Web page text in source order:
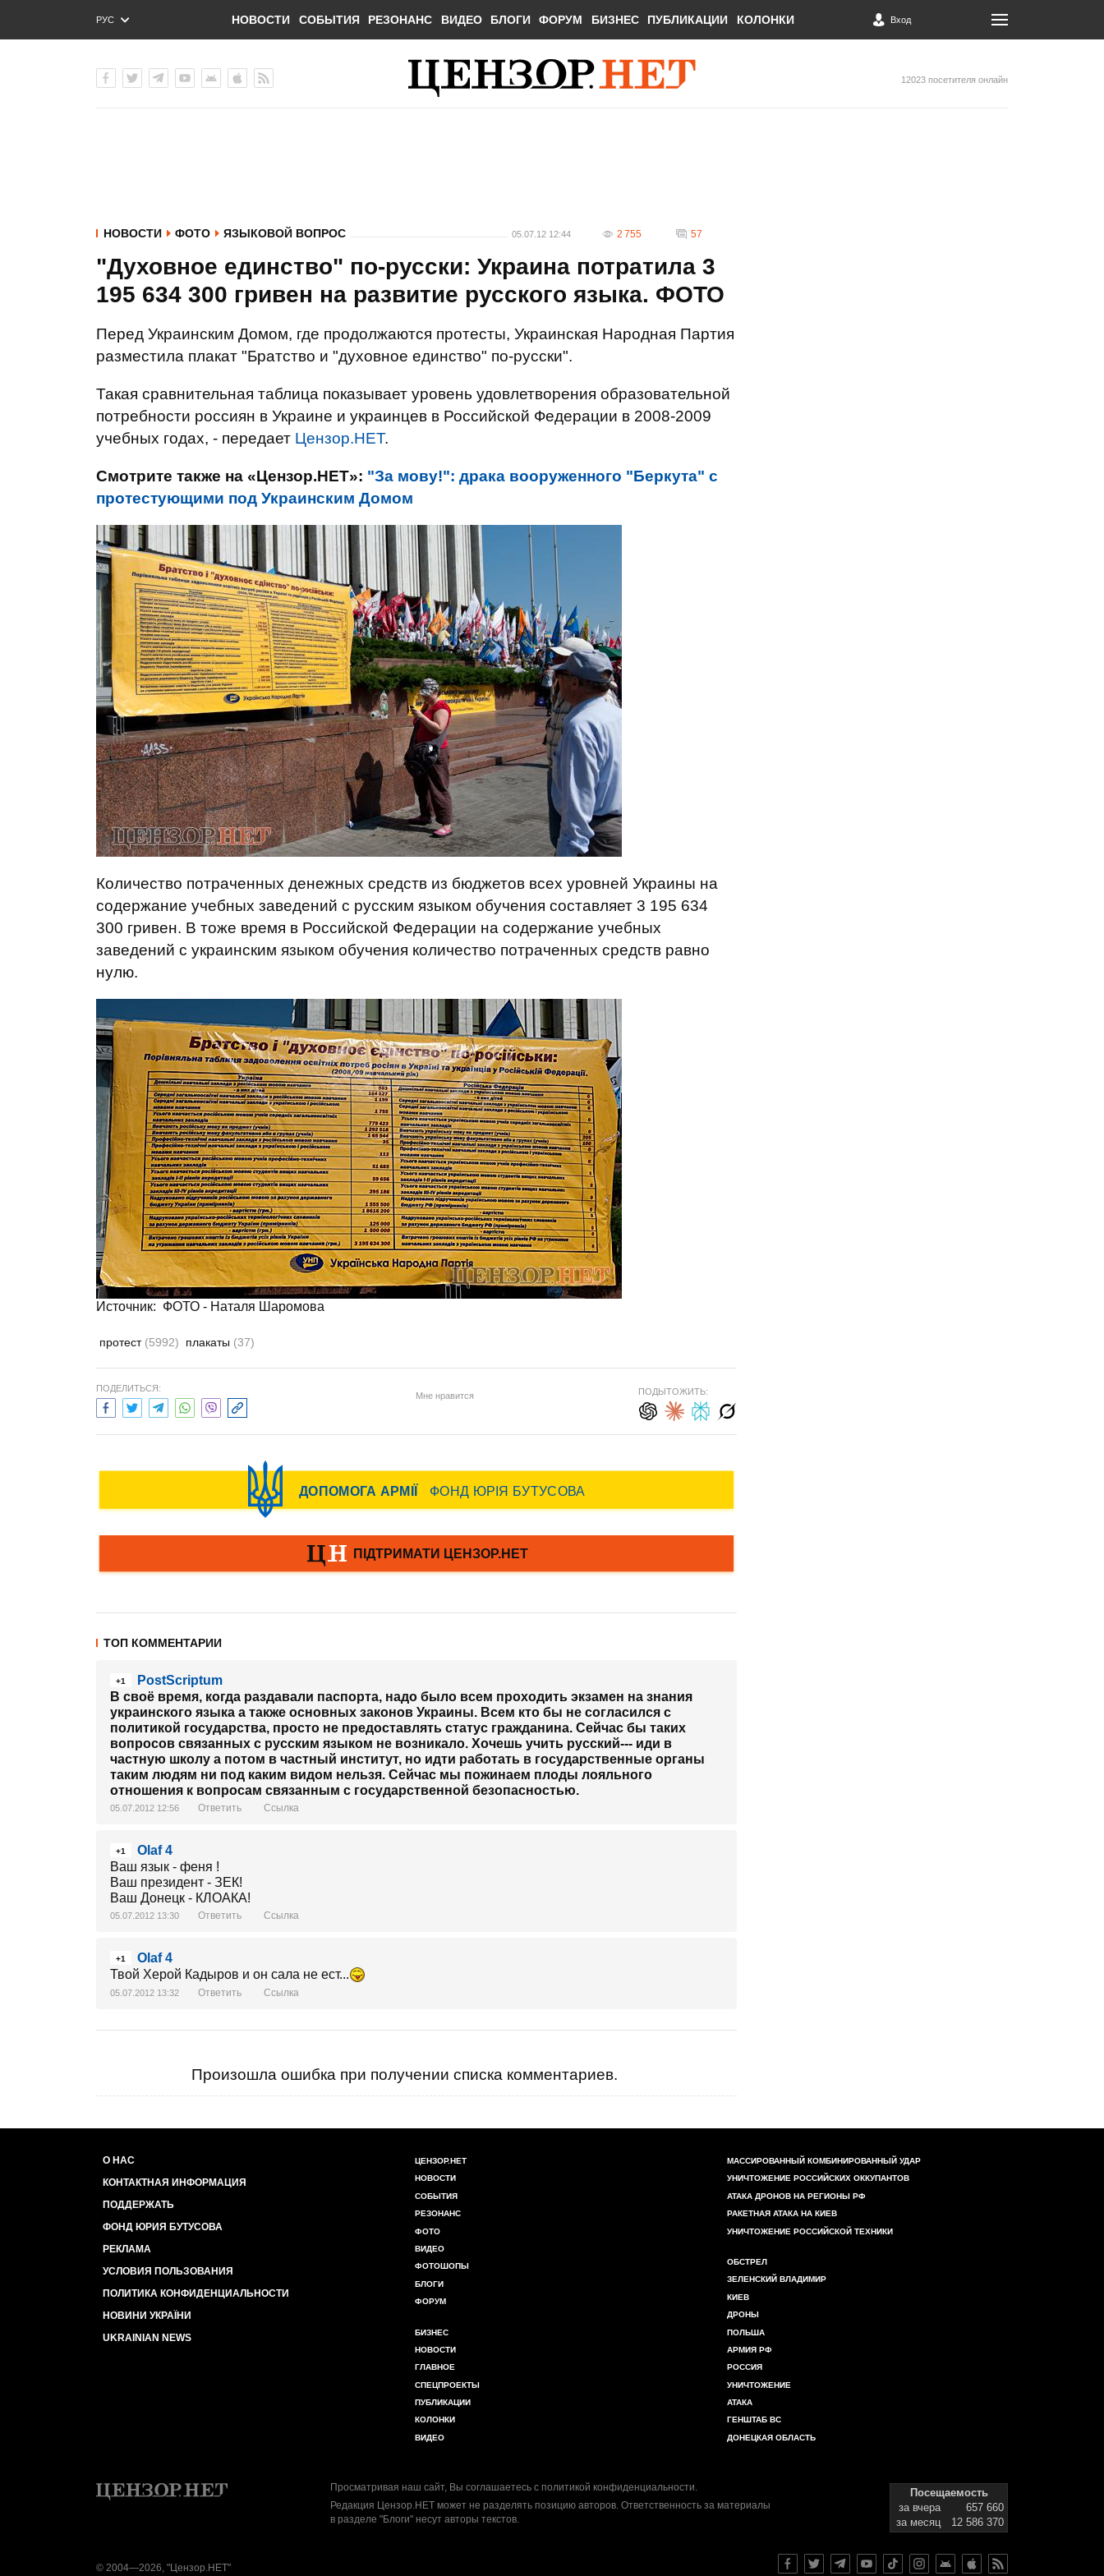
РУС
ENG
НОВОСТИ СОБЫТИЯ РЕЗОНАНС ВИДЕО БЛОГИ ФОРУМ БИЗНЕС ПУБЛИКАЦИИ КОЛОНКИ Вход
12023 посетителя онлайн
НОВОСТИ ФОТО ЯЗЫКОВОЙ ВОПРОС 05.07.12 12:44 2 755 57
"Духовное единство" по-русски: Украина потратила 3
195 634 300 гривен на развитие русского языка. ФОТО
Перед Украинским Домом, где продолжаются протесты, Украинская Народная Партия
разместила плакат "Братство и "духовное единство" по-русски".
Такая сравнительная таблица показывает уровень удовлетворения образовательной
потребности россиян в Украине и украинцев в Российской Федерации в 2008-2009
учебных годах, - передает Цензор.НЕТ.
Смотрите также на «Цензор.НЕТ»: "За мову!": драка вооруженного "Беркута" с
протестующими под Украинским Домом
Количество потраченных денежных средств из бюджетов всех уровней Украины на
содержание учебных заведений с русским языком обучения составляет 3 195 634
300 гривен. В тоже время в Российской Федерации на содержание учебных
заведений с украинским языком обучения количество потраченных средств равно
нулю.
Источник: ФОТО - Наталя Шаромова
протест (5992) плакаты (37)
ПОДЕЛИТЬСЯ:
Мне нравится ПОДЫТОЖИТЬ:
ТОП КОММЕНТАРИИ
+1
PostScriptum
В своё время, когда раздавали паспорта, надо было всем проходить экзамен на знания
украинского языка а также основных законов Украины. Всем кто бы не согласился с
политикой государства, просто не предоставлять статус гражданина. Сейчас бы таких
вопросов связанных с русским языком не возникало. Хочешь учить русский--- иди в
частную школу а потом в частный институт, но идти работать в государственные органы
таким людям ни под каким видом нельзя. Сейчас мы пожинаем плоды лояльного
отношения к вопросам связанным с государственной безопасностью.
05.07.2012 12:56 Ответить Ссылка
+1
Olaf 4
Ваш язык - феня !
Ваш президент - ЗЕК!
Ваш Донецк - КЛОАКА!
05.07.2012 13:30 Ответить Ссылка
+1
Olaf 4
Твой Херой Кадыров и он сала не ест...
05.07.2012 13:32 Ответить Ссылка
Произошла ошибка при получении списка комментариев.
О НАС
КОНТАКТНАЯ ИНФОРМАЦИЯ
ПОДДЕРЖАТЬ
ФОНД ЮРИЯ БУТУСОВА
РЕКЛАМА
УСЛОВИЯ ПОЛЬЗОВАНИЯ
ПОЛИТИКА КОНФИДЕНЦИАЛЬНОСТИ
НОВИНИ УКРАЇНИ
UKRAINIAN NEWS
ЦЕНЗОР.НЕТ
НОВОСТИ
СОБЫТИЯ
РЕЗОНАНС
ФОТО
ВИДЕО
ФОТОШОПЫ
БЛОГИ
ФОРУМ
БИЗНЕС
НОВОСТИ
ГЛАВНОЕ
СПЕЦПРОЕКТЫ
ПУБЛИКАЦИИ
КОЛОНКИ
ВИДЕО
МАССИРОВАННЫЙ КОМБИНИРОВАННЫЙ УДАР
УНИЧТОЖЕНИЕ РОССИЙСКИХ ОККУПАНТОВ
АТАКА ДРОНОВ НА РЕГИОНЫ РФ
РАКЕТНАЯ АТАКА НА КИЕВ
УНИЧТОЖЕНИЕ РОССИЙСКОЙ ТЕХНИКИ
ОБСТРЕЛ
ЗЕЛЕНСКИЙ ВЛАДИМИР
КИЕВ
ДРОНЫ
ПОЛЬША
АРМИЯ РФ
РОССИЯ
УНИЧТОЖЕНИЕ
АТАКА
ГЕНШТАБ ВС
ДОНЕЦКАЯ ОБЛАСТЬ
Просматривая наш сайт, Вы соглашаетесь с политикой конфиденциальности.
Редакция Цензор.НЕТ может не разделять позицию авторов. Ответственность за материалы
в разделе "Блоги" несут авторы текстов.
Посещаемость
за вчера
657 660
за месяц
12 586 370
© 2004—2026, "Цензор.НЕТ"